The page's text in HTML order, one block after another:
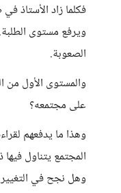
فكلما زاد الأستاذ
ويرفع مستوى
الصعوبة.
والمستوى الأول من
على مجتمعه؟
وهذا ما يدفعهم
المجتمع يتناول
وهل نجح في